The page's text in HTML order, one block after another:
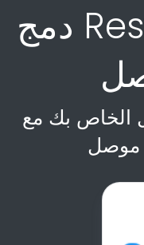
دمج Restaurant365
الخاص بك مع
موصل